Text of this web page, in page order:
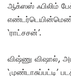
ஆக்ஸஸ் ஃபிலிம்
‘ராட்சசன்’.
விஷ்ணு விஷால்,
‘முண்டாசுப்பட்டி’